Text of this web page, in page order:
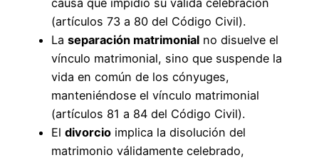
causa que impidió su válida celebración
(artículos 73 a 80 del Código Civil).
La separación matrimonial no disuelve el
vínculo matrimonial, sino que suspende la
vida en común de los cónyuges,
manteniéndose el vínculo matrimonial
(artículos 81 a 84 del Código Civil).
El divorcio implica la disolución del
matrimonio válidamente celebrado,